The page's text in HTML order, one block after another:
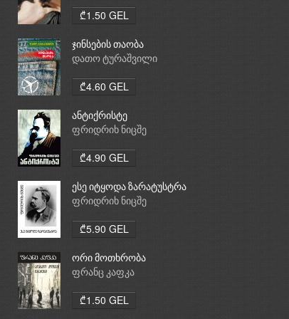
₾1.50 GEL
ჯინსების თაობა
დათო ტურაშვილი
₾4.60 GEL
ანტიქრისტე
ფრიდრიხ ნიცშე
₾4.90 GEL
ესე იტყოდა ზარატუსტრა
ფრიდრიხ ნიცშე
₾5.90 GEL
ორი მოთხრობა
ფრანც კაფკა
₾1.50 GEL